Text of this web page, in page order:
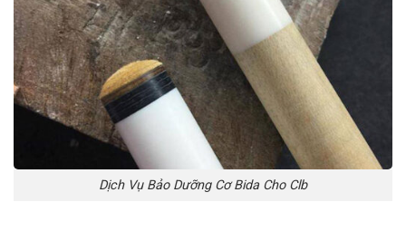
Dịch Vụ Bảo Dưỡng Cơ Bida Cho Clb